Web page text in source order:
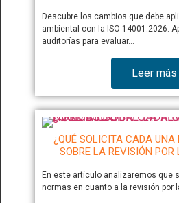
Descubre los cambios que debe
ambiental con la ISO 14001:2026.
auditorías para evaluar…
Leer más
¿QUÉ SOLICITA CADA UNA
SOBRE LA REVISIÓN POR
En este artículo analizaremos que
normas en cuanto a la revisión por